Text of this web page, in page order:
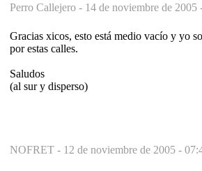
Perro Callejero - 14 de noviembre de 2005
Gracias xicos, esto está medio vacío y yo
por estas calles.
Saludos
(al sur y disperso)
NOFRET - 12 de noviembre de 2005 -